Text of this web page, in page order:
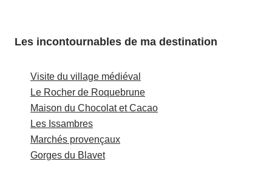
Les incontournables de ma destination
Visite du village médiéval
Le Rocher de Roquebrune
Maison du Chocolat et Cacao
Les Issambres
Marchés provençaux
Gorges du Blavet